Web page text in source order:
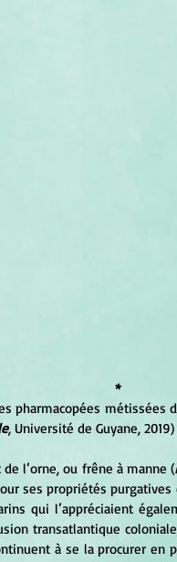
*
pharmacopées métissées
, Université de Guyane,
l’orne, ou frêne à manne (
ses propriétés purgatives
qui l’appréciaient
transatlantique
à se la procurer en